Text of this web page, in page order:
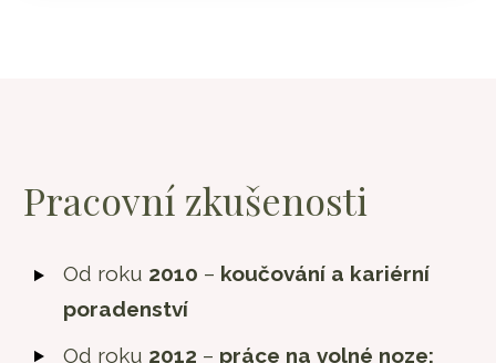
Pracovní zkušenosti
Od roku 2010 – koučování a kariérní
poradenství
Od roku 2012 – práce na volné noze: